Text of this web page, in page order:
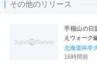
その他のリリース
手稲山の日
えウォーク
北海道科学
16時間前